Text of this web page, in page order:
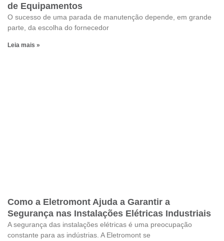
de Equipamentos
O sucesso de uma parada de manutenção depende, em grande
parte, da escolha do fornecedor
Leia mais »
Como a Eletromont Ajuda a Garantir a
Segurança nas Instalações Elétricas Industriais
A segurança das instalações elétricas é uma preocupação
constante para as indústrias. A Eletromont se